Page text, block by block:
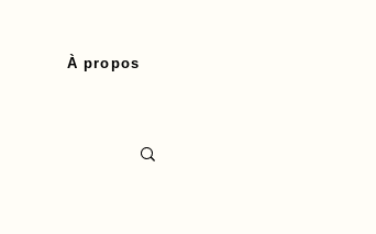
À propos